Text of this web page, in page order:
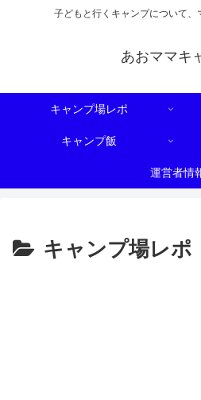
子どもと行くキャンプについて、
あおママキ
キャンプ場レポ
キャンプ飯
運営者情
キャンプ場レポ